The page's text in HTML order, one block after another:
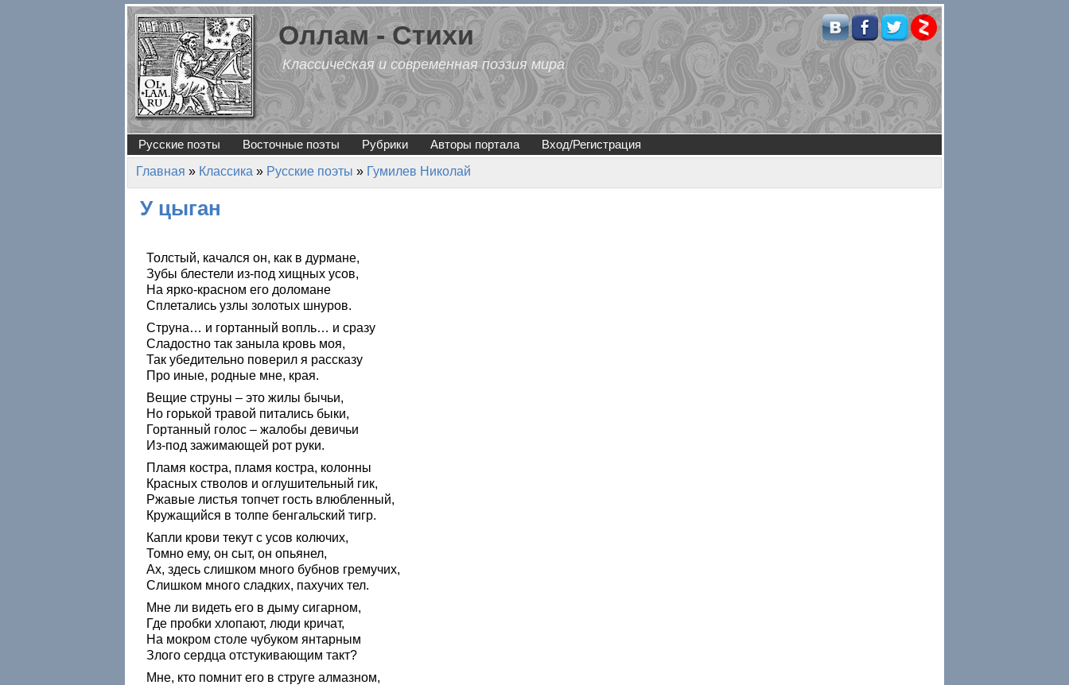
Перейти к основному содержанию
Оллам - Стихи
Классическая и современная поэзия мира
Русские поэты Восточные поэты Рубрики Авторы портала Вход/Регистрация
Вы здесь
Главная » Классика » Русские поэты » Гумилев Николай
У цыган
Толстый, качался он, как в дурмане,
Зубы блестели из-под хищных усов,
На ярко-красном его доломане
Сплетались узлы золотых шнуров.
Струна… и гортанный вопль… и сразу
Сладостно так заныла кровь моя,
Так убедительно поверил я рассказу
Про иные, родные мне, края.
Вещие струны – это жилы бычьи,
Но горькой травой питались быки,
Гортанный голос – жалобы девичьи
Из-под зажимающей рот руки.
Пламя костра, пламя костра, колонны
Красных стволов и оглушительный гик,
Ржавые листья топчет гость влюбленный,
Кружащийся в толпе бенгальский тигр.
Капли крови текут с усов колючих,
Томно ему, он сыт, он опьянел,
Ах, здесь слишком много бубнов гремучих,
Слишком много сладких, пахучих тел.
Мне ли видеть его в дыму сигарном,
Где пробки хлопают, люди кричат,
На мокром столе чубуком янтарным
Злого сердца отстукивающим такт?
Мне, кто помнит его в струге алмазном,